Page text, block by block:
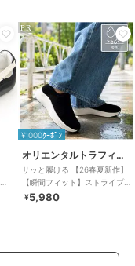
PR
¥1000ｸｰﾎﾟﾝ
オリエンタルトラフィック
サッと履ける 【26春夏新作】
【瞬間フィット】ストライプ
ニット防水スリッポンスニー
¥5,980